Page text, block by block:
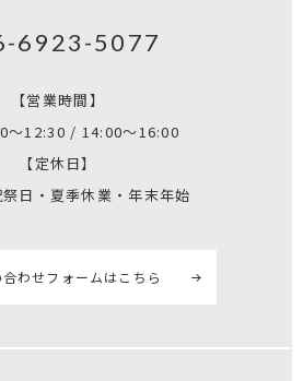
6923-5077
【営業時間】
～12:30 / 14:00～16:00
【定休日】
日・夏季休業・年末年始
わせフォームはこちら